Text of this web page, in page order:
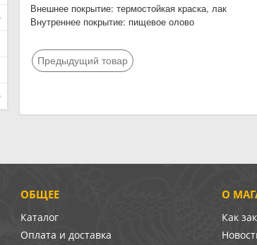
Внешнее покрытие: термостойкая краска, лак
Внутреннее покрытие: пищевое олово
Предыдущий товар
О
Как
ОБЩЕЕ
Каталог
Оплата и доставка